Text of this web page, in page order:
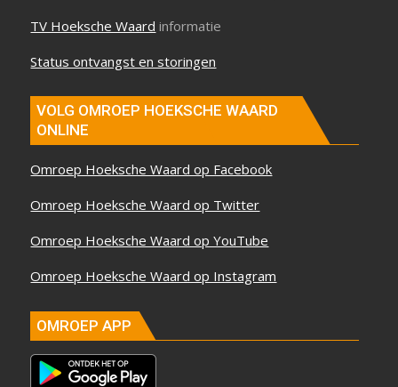
TV Hoeksche Waard informatie
Status ontvangst en storingen
VOLG OMROEP HOEKSCHE WAARD
ONLINE
Omroep Hoeksche Waard op Facebook
Omroep Hoeksche Waard op Twitter
Omroep Hoeksche Waard op YouTube
Omroep Hoeksche Waard op Instagram
OMROEP APP